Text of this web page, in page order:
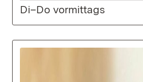
Di–Do vormittags